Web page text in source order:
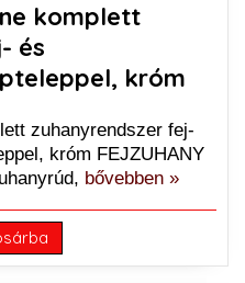
komplett
és
króm
zuhanyrendszer fej-
króm FEJZUHANY
bővebben »